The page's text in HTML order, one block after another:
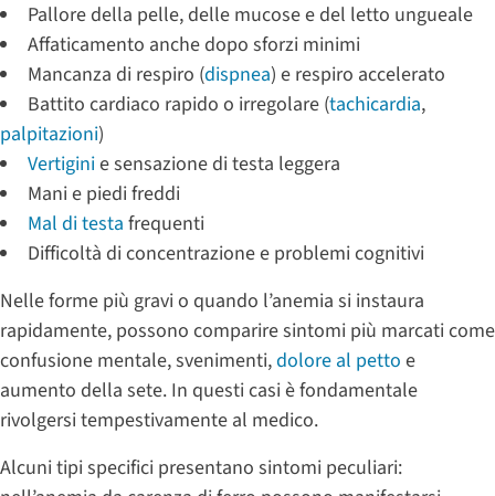
Pallore della pelle, delle mucose e del letto ungueale
Affaticamento anche dopo sforzi minimi
Mancanza di respiro (dispnea) e respiro accelerato
Battito cardiaco rapido o irregolare (tachicardia,
palpitazioni)
Vertiginie sensazione di testa leggera
Mani e piedi freddi
Mal di testa frequenti
Difficoltà di concentrazione e problemi cognitivi
Nelle forme più gravi o quando l’anemia si instaura
rapidamente, possono comparire sintomi più marcati come
confusione mentale, svenimenti,dolore al petto e
aumento della sete. In questi casi è fondamentale
rivolgersi tempestivamente al medico.
Alcuni tipi specifici presentano sintomi peculiari: